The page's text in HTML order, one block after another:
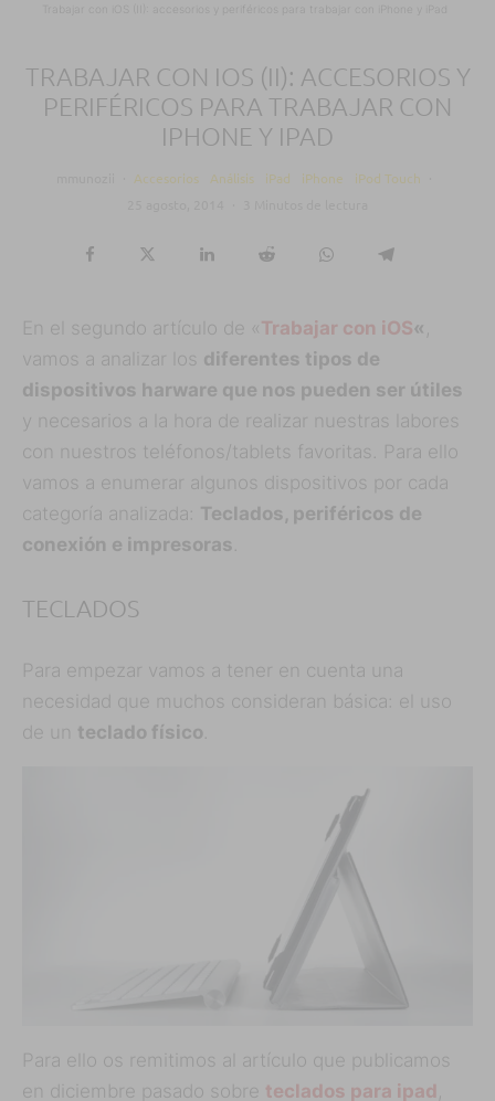
Trabajar con iOS (II): accesorios y periféricos para trabajar con iPhone y iPad
TRABAJAR CON IOS (II): ACCESORIOS Y
PERIFÉRICOS PARA TRABAJAR CON
IPHONE Y IPAD
Accesorios Análisis iPad iPhone iPod Touch
En el segundo artículo de « Trabajar con iOS«
vamos a analizar los diferentes tipos de
dispositivos harware que nos pueden ser útiles
y necesarios a la hora de realizar nuestras labores
con nuestros teléfonos/tablets favoritas. Para ello
vamos a enumerar algunos dispositivos por cada
categoría analizada: Teclados, periféricos de
conexión e impresoras
TECLADOS
Para empezar vamos a tener en cuenta una
necesidad que muchos consideran básica: el uso
de un teclado físico
Para ello os remitimos al artículo que publicamos
en diciembre pasado sobre teclados para ipad ,